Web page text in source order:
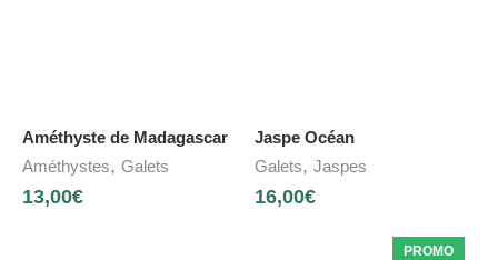
Améthyste de Madagascar
Améthystes, Galets
13,00€
Jaspe Océan
Galets, Jaspes
16,00€
PROMO